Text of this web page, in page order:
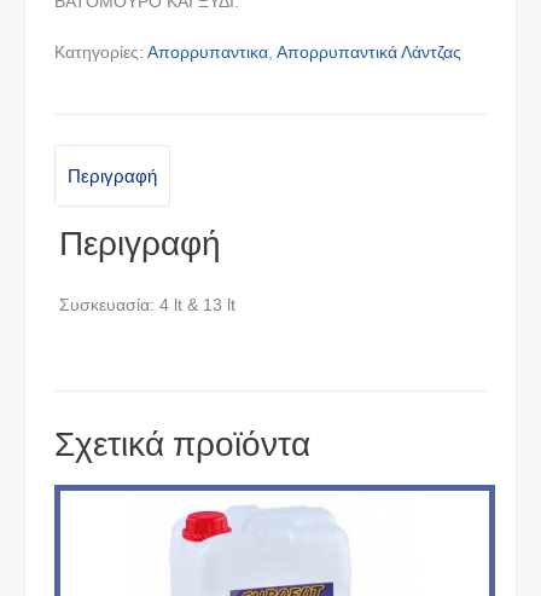
Κατηγορίες: Απορρυπαντικα, Απορρυπαντικά Λάντζας
Περιγραφή
Περιγραφή
Συσκευασία: 4 lt & 13 lt
Σχετικά προϊόντα